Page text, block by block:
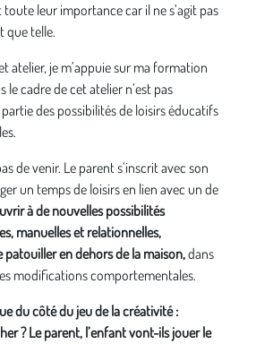
leur importance car il ne s’agit pas
que telle.
atelier, je m’appuie sur ma formation
le cadre de cet atelier n’est pas
des possibilités de loisirs éducatifs
de venir. Le parent s’inscrit avec son
un temps de loisirs en lien avec un de
à de nouvelles possibilités
manuelles et relationnelles,
patouiller en dehors de la maison,dans
modifications comportementales.
du côté du jeu de la créativité :
? Le parent, l’enfant vont-ils jouer le